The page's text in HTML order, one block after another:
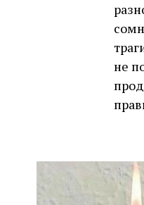
не